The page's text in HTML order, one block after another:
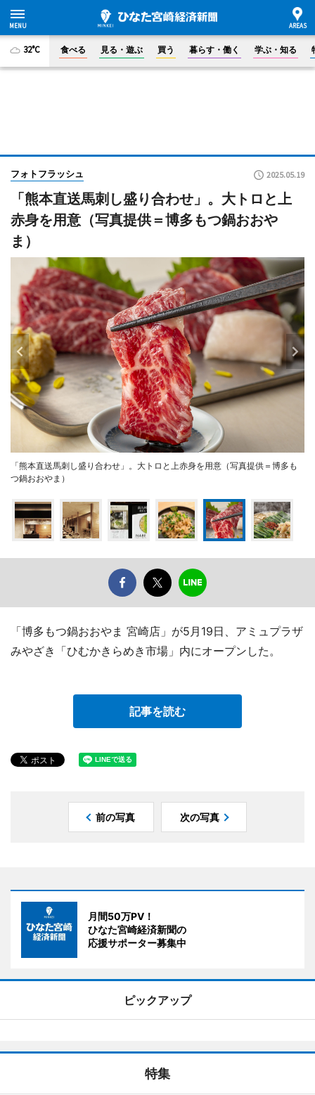
32°C 食べる 見る・遊ぶ 買う 暮らす・働く 学ぶ・知る
フォトフラッシュ 2025.05.19
「熊本直送馬刺し盛り合わせ」。大トロと上
赤身を用意（写真提供＝博多もつ鍋おおや
ま）
「熊本直送馬刺し盛り合わせ」。大トロと上赤身を用意（写真提供＝博多も
つ鍋おおやま）
「博多もつ鍋おおやま 宮崎店」が5月19日、アミュプラザ
みやざき「ひむかきらめき市場」内にオープンした。
記事を読む
前の写真 次の写真
月間50万PV！
ひなた宮崎経済新聞の
応援サポーター募集中
ピックアップ
特集